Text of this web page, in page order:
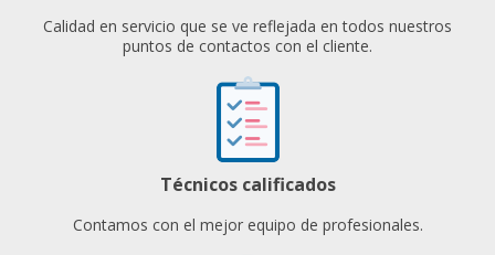
Calidad en servicio que se ve reflejada en todos nuestros
puntos de contactos con el cliente.
Técnicos calificados
Contamos con el mejor equipo de profesionales.